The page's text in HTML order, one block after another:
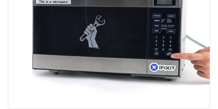
キャンセル コメントを投稿